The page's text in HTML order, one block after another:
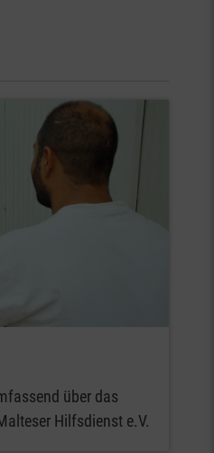
über das
Hilfsdienst e.V.